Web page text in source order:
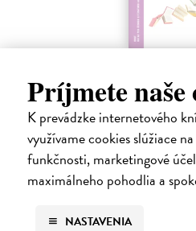
Príjmete naše
K prevádzke internetového
využívame cookies slúžiace
funkčnosti, marketingové
maximálneho pohodlia a
NASTAVENIA
Felski Rita
| Elektronická kniha
Příručka o tom, jak číst, vnímat a
teoretička Rita Felski nabízí nový,
přistupovat k literatuře. Její kniha
nezastupitelnou…
Na stiahnutie akoPDF